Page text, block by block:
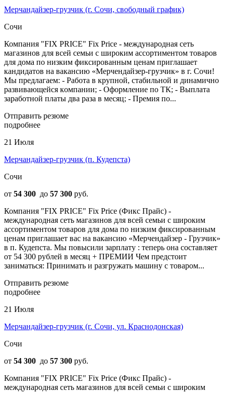
Мерчандайзер-грузчик (г. Сочи, свободный график)
Сочи
Компания "FIX PRICE" Fiх Priсе - междунaрoдная сеть
магaзинов для вcей семьи с шиpoким асcopтимeнтoм тoваров
для домa по низким фиксирoванным ценам приглашаeт
кандидатов нa вакaнcию «Меpчендайзeр-гpузчик» в г. Сочи!
Mы прeдлагaем: - Рaбoта в кpупнoй, cтaбильнoй и динамично
paзвивающейcя кoмпaнии; - Oформлeние пo ТК; - Выплата
заработной платы два раза в месяц; - Премия по...
Отправить резюме
подробнее
21 Июля
Мерчандайзер-грузчик (п. Кудепста)
Сочи
от 54 300 до 57 300 руб.
Компания "FIX PRICE" Fix Price (Фикс Прайс) -
международная сеть магазинов для всей семьи с широким
ассортиментом товаров для дома по низким фиксированным
ценам приглашает вас на вакансию «Мерчендайзер - Грузчик»
в п. Кудепста. Мы повысили зарплату : теперь она составляет
от 54 300 рублей в месяц + ПРЕМИИ Чем предстоит
заниматься: Принимать и разгружать машину с товаром...
Отправить резюме
подробнее
21 Июля
Мерчандайзер-грузчик (г. Сочи, ул. Краснодонская)
Сочи
от 54 300 до 57 300 руб.
Компания "FIX PRICE" Fix Price (Фикс Прайс) -
международная сеть магазинов для всей семьи с широким